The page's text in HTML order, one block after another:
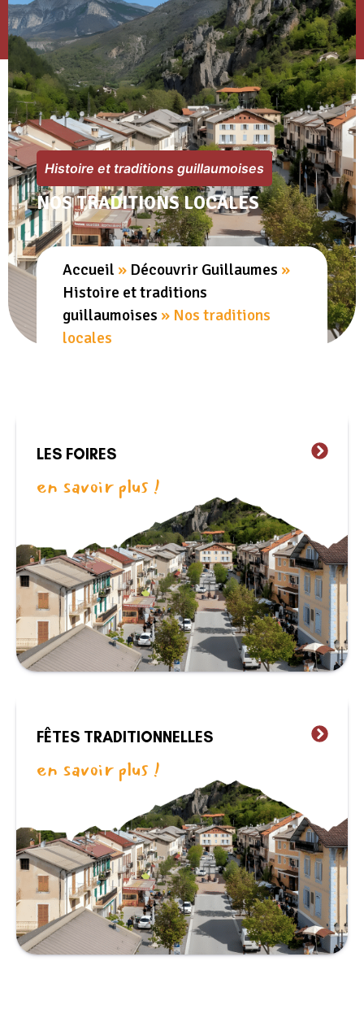
Histoire et traditions guillaumoises
NOS TRADITIONS LOCALES
Accueil » Découvrir Guillaumes »
Histoire et traditions
guillaumoises » Nos traditions
locales
LES FOIRES
en savoir plus !
FÊTES TRADITIONNELLES
en savoir plus !